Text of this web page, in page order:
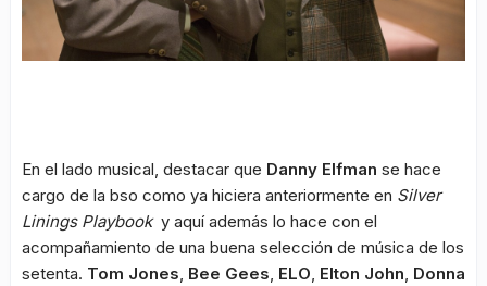
En el lado musical, destacar que Danny Elfman se hace
cargo de la bso como ya hiciera anteriormente en Silver
Linings Playbooky aquí además lo hace con el
acompañamiento de una buena selección de música de los
setenta. Tom Jones Bee Gees ELO Elton John Donna